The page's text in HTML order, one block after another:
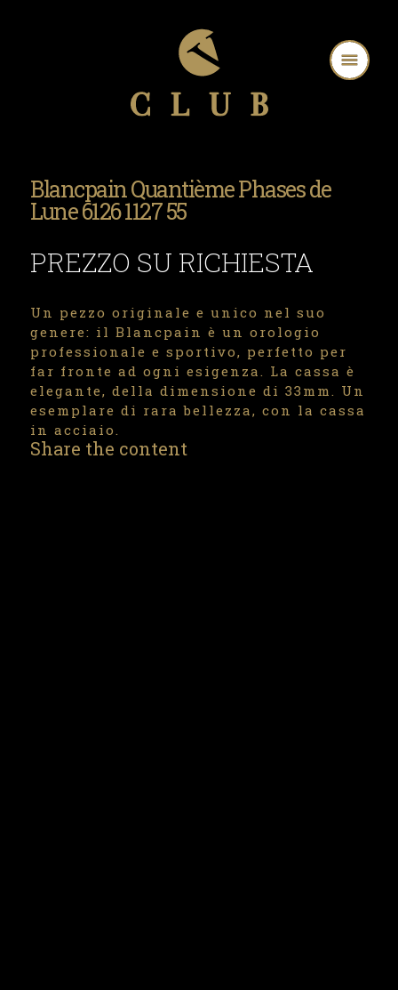
Blancpain Quantième Phases de
Lune 6126 1127 55
PREZZO SU RICHIESTA
Un pezzo originale e unico nel suo
genere: il Blancpain è un orologio
professionale e sportivo, perfetto per
far fronte ad ogni esigenza. La cassa è
elegante, della dimensione di 33mm. Un
esemplare di rara bellezza, con la cassa
in acciaio.
Share the content